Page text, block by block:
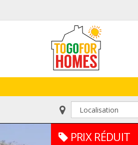
PRIX RÉDUIT